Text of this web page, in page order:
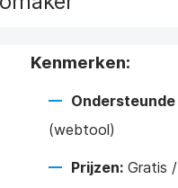
Kenmerken:
Ondersteunde
(webtool)
Prijzen: Gratis /